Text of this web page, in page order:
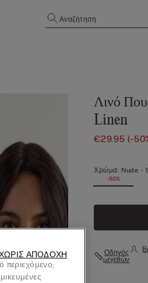
Αναζήτηση
Λινό
Linen
€29.95 (-
Χρώμα: Nude -
-50%
Οδηγός
μεγεθών
περιεχόμενο;
ΑΠΟΔΟΧΉ